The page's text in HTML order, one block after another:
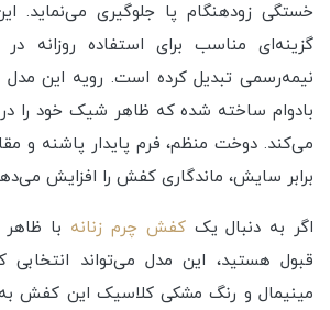
خستگی زودهنگام پا جلوگیری می‌نماید.
گزینه‌ای مناسب برای استفاده روزانه
نیمه‌رسمی تبدیل کرده است. رویه این مدل
بادوام ساخته شده که ظاهر شیک خود را
می‌کند. دوخت منظم، فرم پایدار پاشنه و
برابر سایش، ماندگاری کفش را افزایش
اگر به دنبال یککفش چرم زنانه با
قبول هستید، این مدل می‌تواند انتخابی
مینیمال و رنگ مشکی کلاسیک این کفش